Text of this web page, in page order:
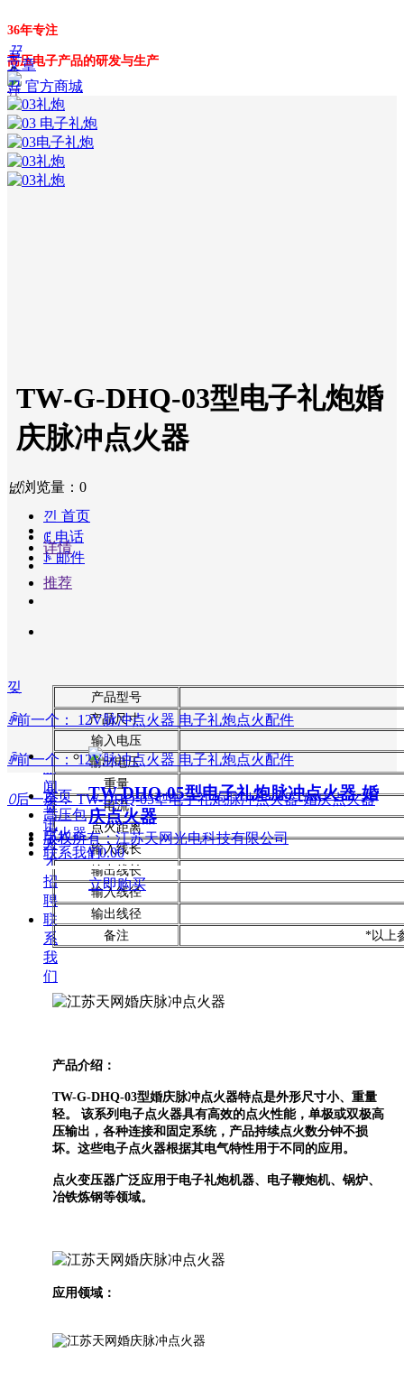
36年专注
高压电子产品的研发与生产
끀
ꁲ
首
页
高
压
包
发
生
器
自
化
备
解
决
方
关
于
我
们
新
闻
资
讯
人
才
招
聘
联
系
我
们
产品
文章
뀹 官方商城
151-9063-1958
TW-G-DHQ-03型电子礼炮婚
庆脉冲点火器
넶浏览量： 0
낀 首页
ꂅ 电话
ꂘ 邮件
详情
推荐
产品型号
产品尺寸
输入电压
输出电压
重量
电流
点火距离
输入线长
输出线长
输入线径
输出线径
备注
*以上
产品介绍：
TW-G-DHQ-03型婚庆脉冲点火器特点是外形尺寸小、重量
轻。 该系列电子点火器具有高效的点火性能，单极或双极高
压输出，各种连接和固定系统，产品持续点火数分钟不损
坏。这些电子点火器根据其电气特性用于不同的应用。
点火变压器广泛应用于电子礼炮机器、电子鞭炮机、锅炉、
冶铁炼钢等领域。
应用领域：
TW-DHQ-05型电子礼炮脉冲点火器-婚
庆点火器
¥ 0.00
立即购买
낒
ꄴ前一个： 12V脉冲点火器 电子礼炮点火配件
ꄴ前一个： 12V脉冲点火器 电子礼炮点火配件
ꄲ后一个： TW-DHQ-05型电子礼炮脉冲点火器-婚庆点火器
首页
高压包
点火器
联系我们
版权所有：江苏天网光电科技有限公司